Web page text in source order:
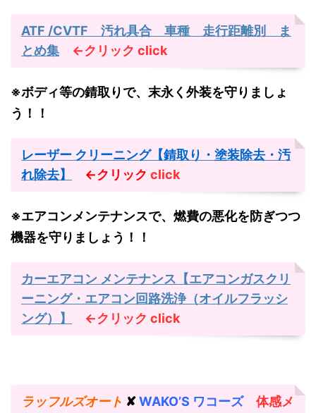
ATF /CVTF 汚れ具合 車種 走行距離別 ま
とめ集
←クリック click
※ボディ等の錆取りで、末永く外装を守りましょ
う！！
レーザー クリーニング【錆取り・塗装除去・汚
れ除去】
←クリック click
※エアコンメンテナンスで、燃費の悪化を防ぎつつ
機器を守りましょう！！
カーエアコン メンテナンス【エアコンガスクリ
ーニング・エアコン回路洗浄（オイルフラッシ
ング）】
←クリック click
ラッフルズオート ✘WAKO’S ワコーズ 体感メ